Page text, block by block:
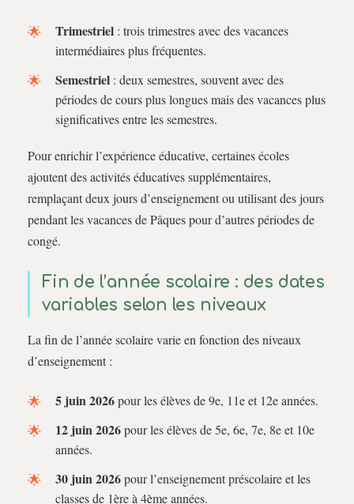
Trimestriel : trois trimestres avec des vacances
intermédiaires plus fréquentes.
Semestriel : deux semestres, souvent avec des
périodes de cours plus longues mais des vacances plus
significatives entre les semestres.
Pour enrichir l’expérience éducative, certaines écoles
ajoutent des activités éducatives supplémentaires,
remplaçant deux jours d’enseignement ou utilisant des jours
pendant les vacances de Pâques pour d’autres périodes de
congé.
Fin de l’année scolaire : des dates
variables selon les niveaux
La fin de l’année scolaire varie en fonction des niveaux
d’enseignement :
5 juin 2026pour les élèves de 9e, 11e et 12e années.
12 juin 2026pour les élèves de 5e, 6e, 7e, 8e et 10e
années.
30 juin 2026pour l’enseignement préscolaire et les
classes de 1ère à 4ème années.